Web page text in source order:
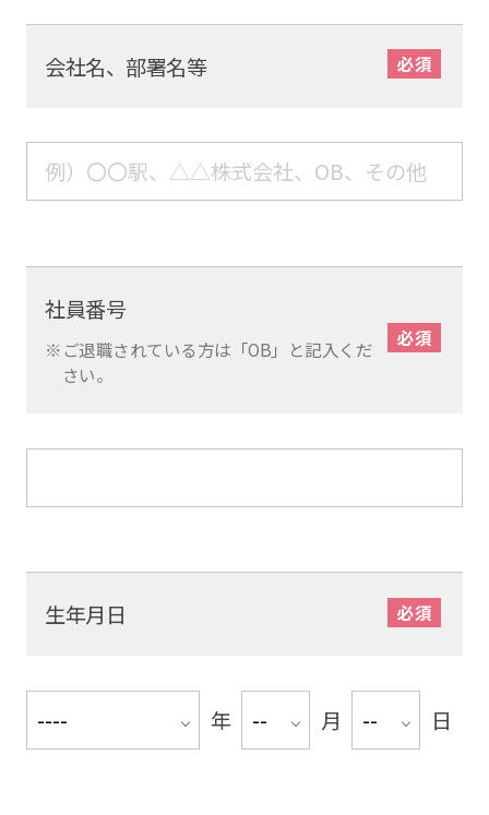
会社名、部署名等
社員番号
ご退職されている方は「OB」と記入くだ
さい。
生年月日
年 月 日